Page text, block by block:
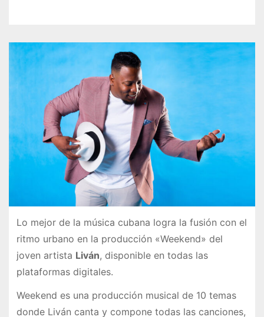
Lo mejor de la música cubana logra la fusión con el
ritmo urbano en la producción «Weekend» del
joven artista Liván, disponible en todas las
plataformas digitales.
Weekend es una producción musical de 10 temas
donde Liván canta y compone todas las canciones,